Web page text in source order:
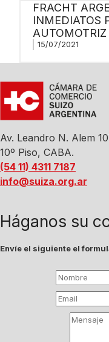
FRACHT
INMEDIATOS
AUTOMOTRIZ
15/07/2021
Av. Leandro N. Alem
10º Piso, CABA.
(54 11) 4311 7187
info@suiza.org.ar
Háganos su
Envíe el siguiente el